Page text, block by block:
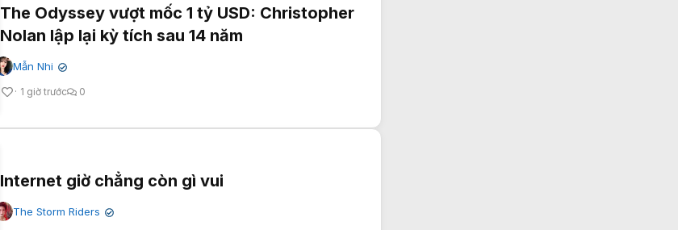
The Odyssey vượt mốc 1 tỷ USD: Christopher
Nolan lập lại kỳ tích sau 14 năm
Mẫn Nhi ✔
1 giờ trước 0
Internet giờ chẳng còn gì vui
The Storm Riders ✔